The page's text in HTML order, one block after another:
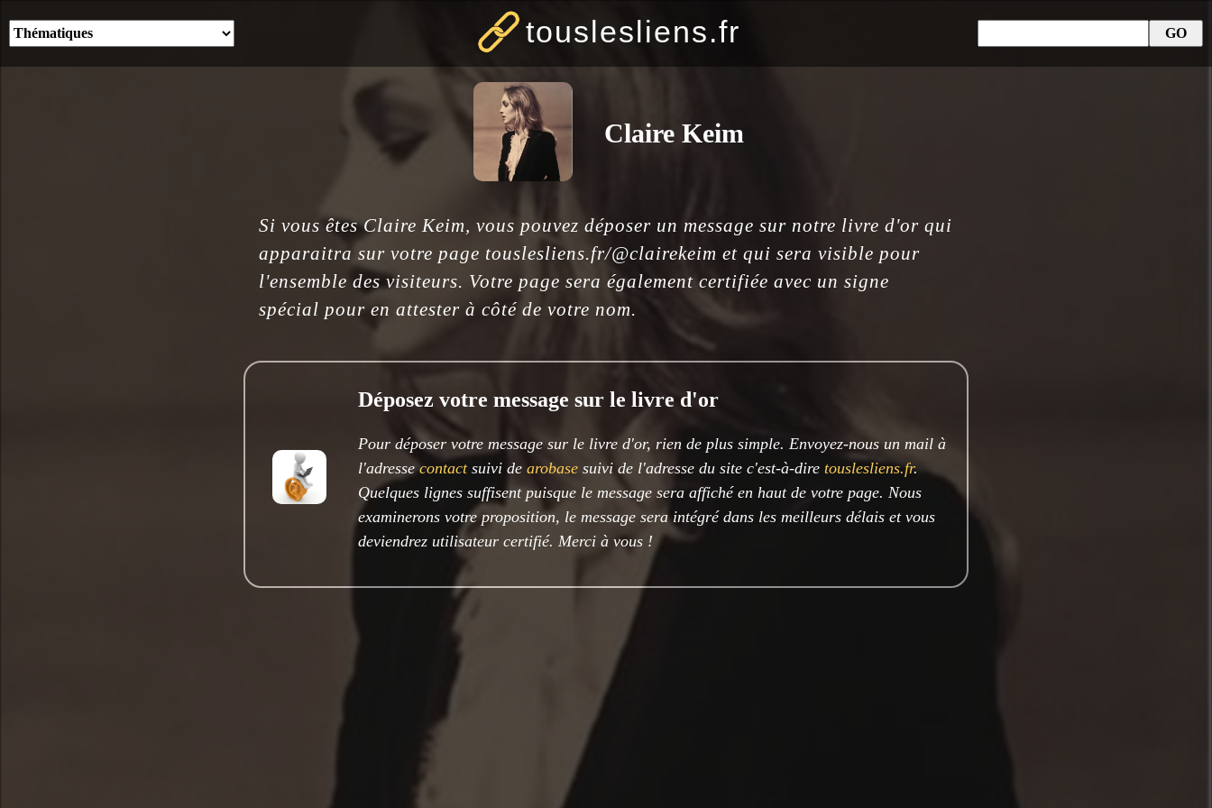
touslesliens.fr
Claire Keim
Si vous êtes Claire Keim, vous pouvez déposer un message sur notre livre d'or qui
apparaitra sur votre page touslesliens.fr/@clairekeim et qui sera visible pour
l'ensemble des visiteurs. Votre page sera également certifiée avec un signe
spécial pour en attester à côté de votre nom.
Déposez votre message sur le livre d'or
Pour déposer votre message sur le livre d'or, rien de plus simple. Envoyez-nous un mail à
l'adressecontactsuivi de arobase suivi de l'adresse du site c'est-à-dire touslesliens.fr.
Quelques lignes suffisent puisque le message sera affiché en haut de votre page. Nous
examinerons votre proposition, le message sera intégré dans les meilleurs délais et vous
deviendrez utilisateur certifié. Merci à vous !